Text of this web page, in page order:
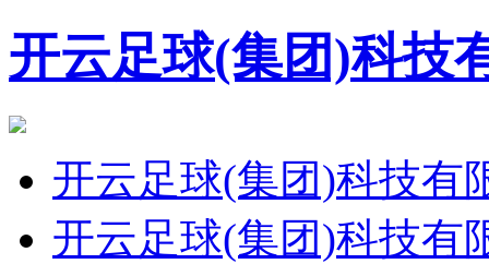
开云足球(集团)科技
开云足球(集团)科技有
开云足球(集团)科技有